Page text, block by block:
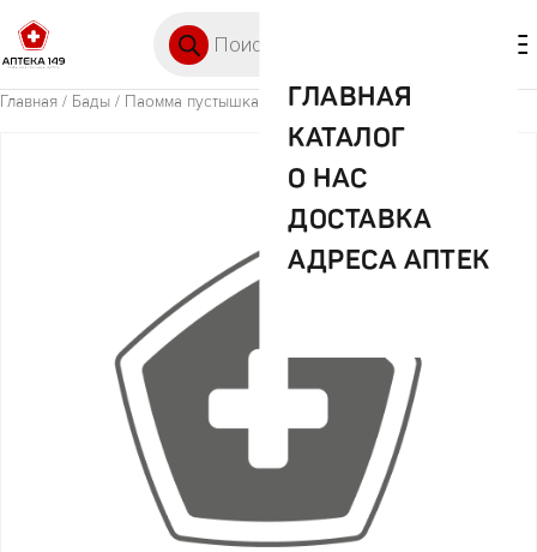
ГЛАВНАЯ
КАТАЛОГ
О НАС
ДОСТАВКА
АДРЕСА АПТЕК
Главная / Бады / Паомма пустышка арт.PPL311